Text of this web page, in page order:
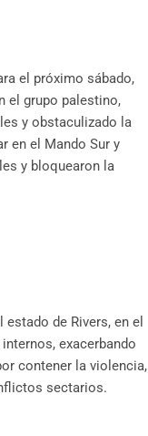
el próximo sábado,
el grupo palestino,
y obstaculizado la
en el Mando Sur y
y bloquearon la
de Rivers, en el
exacerbando
contener la violencia,
sectarios.